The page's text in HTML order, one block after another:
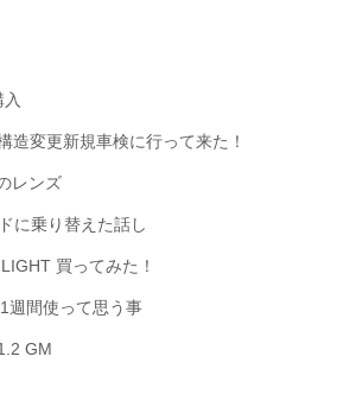
造変更新規車検に行って来た！
レンズ
に乗り替えた話し
買ってみた！
週間使って思う事
GM